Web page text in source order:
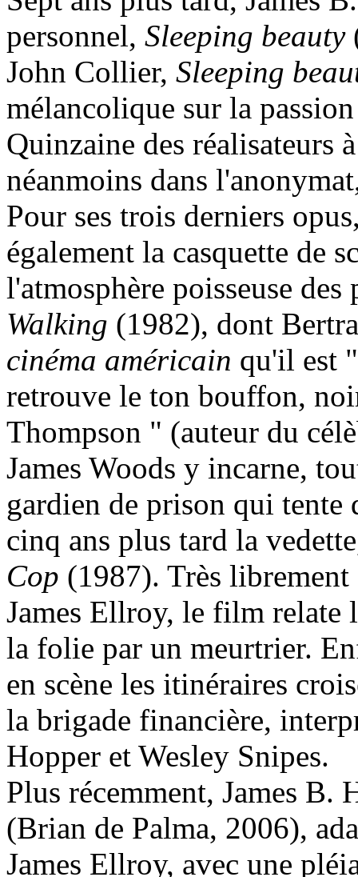
personnel, Sleeping beauty
John Collier, Sleeping
mélancolique sur la
Quinzaine des réalisateurs
néanmoins dans
Pour ses trois derniers
également la casquette de
l'atmosphère poisseuse
Walking (1982), dont
cinéma américain qu'il est
retrouve le ton bouffon,
Thompson " (auteur du
James Woods y incarne,
gardien de prison qui tente
cinq ans plus tard la
Cop (1987). Très
James Ellroy, le film relate
la folie par un meurtrier.
en scène les itinéraires
la brigade financière,
Hopper et Wesley Snipes.
Plus récemment, James B.
(Brian de Palma, 2006),
James Ellroy, avec une